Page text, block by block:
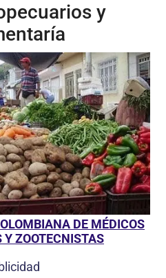
y
DE MÉDICOS
ZOOTECNISTAS